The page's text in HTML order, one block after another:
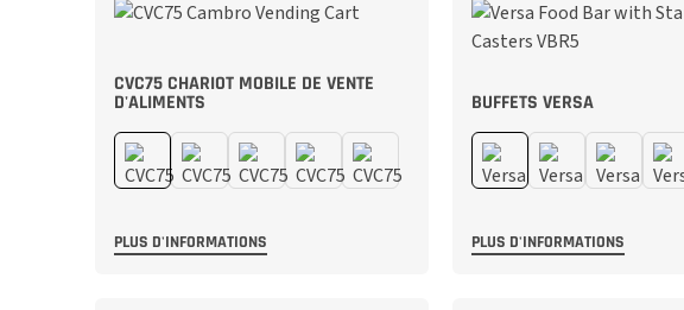
CVC75 CHARIOT MOBILE DE VENTE
D'ALIMENTS
PLUS D'INFORMATIONS
BUFFETS VERSA
PLUS D'INFORMATIONS